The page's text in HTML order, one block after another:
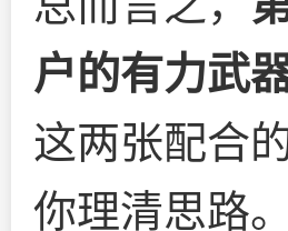
户的有力武
这两张配合
你理清思路